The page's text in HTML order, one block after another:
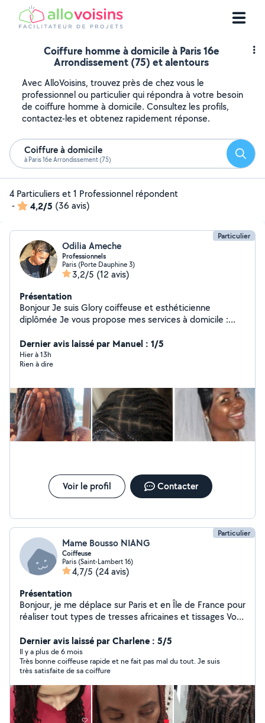
Coiffure homme à domicile à Paris 16e
Arrondissement (75) et alentours
Avec AlloVoisins, trouvez près de chez vous le
professionnel ou particulier qui répondra à votre besoin
de coiffure homme à domicile. Consultez les profils,
contactez-les et obtenez rapidement réponse.
Coiffure à domicile
à Paris 16e Arrondissement (75)
4 Particuliers et 1 Professionnel répondent
-
4,2/5 (36 avis)
Particulier
Odilia Ameche
Professionnels
Paris (Porte Dauphine 3)
3,2/5 (12 avis)
Présentation
Bonjour Je suis Glory coiffeuse et esthéticienne
diplômée Je vous propose mes services à domicile :
types de cheveux Manucure & pédicure Soins du visage
Relooking & bien-être Menege Babysitting Je me
déplace partout Travail soigné Professionnalisme
message privé pour plus d'infos ou pour prendre rendez-
vous !
Dernier avis laissé par Manuel : 1/5
Hier à 13h
Rien à dire
Voir le profil Contacter
Particulier
Mame Bousso NIANG
Coiffeuse
Paris (Saint-Lambert 16)
4,7/5 (24 avis)
Présentation
Bonjour, je me déplace sur Paris et en Île de France pour
réaliser tout types de tresses africaines et tissages Vous
Instagram @lareinedestressessenegalaises
Dernier avis laissé par Charlene : 5/5
Il y a plus de 6 mois
Très bonne coiffeuse rapide et ne fait pas mal du tout. Je suis
très satisfaite de sa coiffure